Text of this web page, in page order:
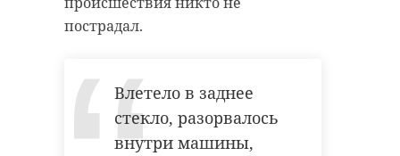
пострадал.
Влетело в заднее
стекло, разорвалось
внутри машины,